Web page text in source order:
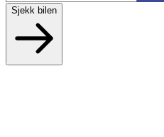
Sjekk bilen